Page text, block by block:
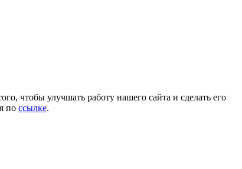
чтобы улучшать работу нашего сайта и сделать его
по ссылке.